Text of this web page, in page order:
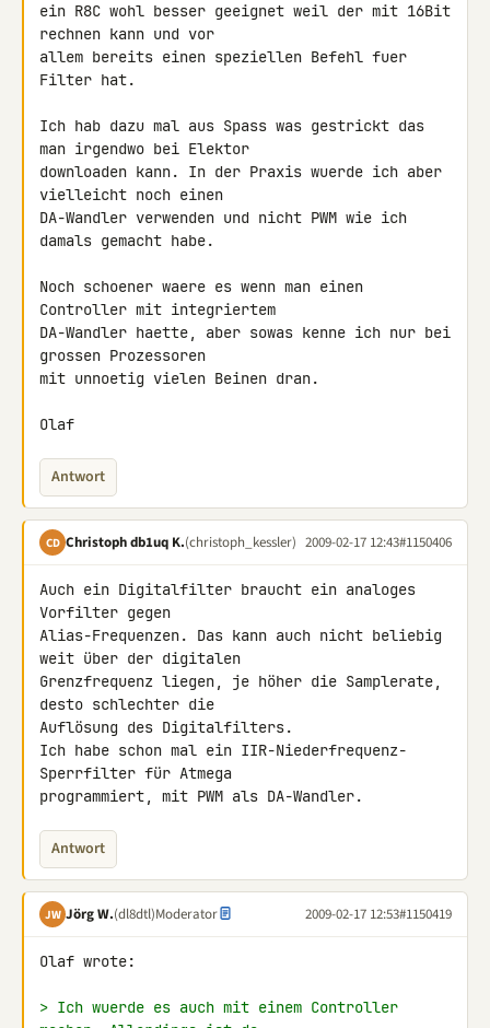
ein R8C wohl besser geeignet weil der mit 16Bit
rechnen kann und vor
allem bereits einen speziellen Befehl fuer
Filter hat.
Ich hab dazu mal aus Spass was gestrickt das
man irgendwo bei Elektor
downloaden kann. In der Praxis wuerde ich aber
vielleicht noch einen
DA-Wandler verwenden und nicht PWM wie ich
damals gemacht habe.
Noch schoener waere es wenn man einen
Controller mit integriertem
DA-Wandler haette, aber sowas kenne ich nur bei
grossen Prozessoren
mit unnoetig vielen Beinen dran.
Olaf
Antwort
CD Christoph db1uq K.(christoph_kessler) 2009-02-17 12:43#1150406
Auch ein Digitalfilter braucht ein analoges
Vorfilter gegen
Alias-Frequenzen. Das kann auch nicht beliebig
weit über der digitalen
Grenzfrequenz liegen, je höher die Samplerate,
desto schlechter die
Auflösung des Digitalfilters.
Ich habe schon mal ein IIR-Niederfrequenz-
Sperrfilter für Atmega
programmiert, mit PWM als DA-Wandler.
Antwort
JW Jörg W.(dl8dtl)Moderator 2009-02-17 12:53#1150419
Olaf wrote:
> Ich wuerde es auch mit einem Controller